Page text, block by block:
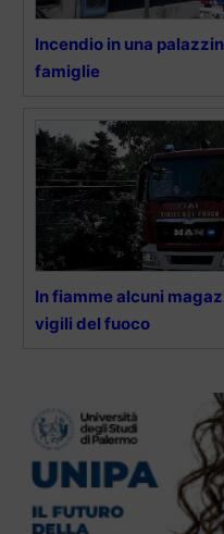
Incendio in una
famiglie
In fiamme alcuni
vigili del fuoco